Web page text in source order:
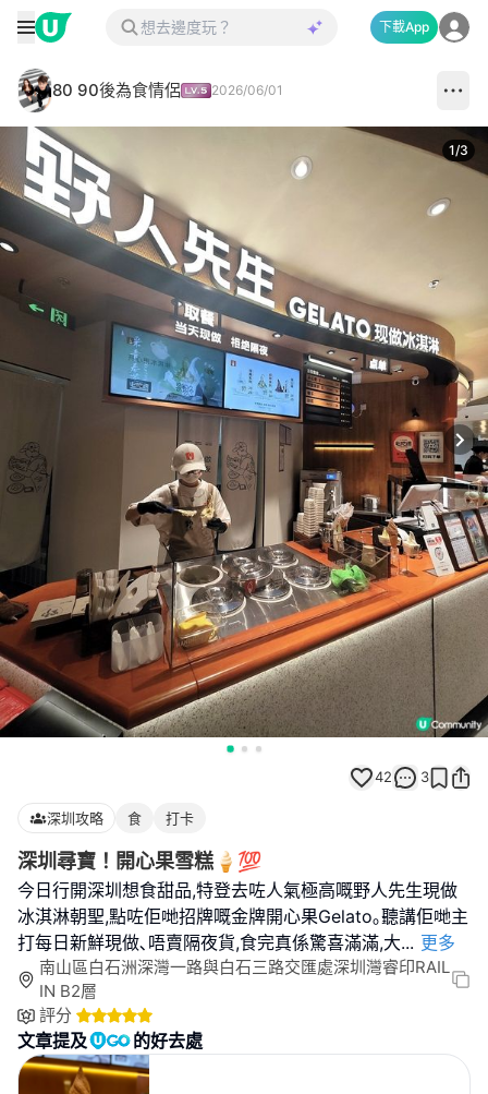
下載App
80 90後為食情侶 2026/06/01
1/3
42 3
深圳攻略 食 打卡
深圳尋寶！開心果雪糕🍦💯
今日行開深圳想食甜品,特登去咗人氣極高嘅野人先生現做
冰淇淋朝聖,點咗佢哋招牌嘅金牌開心果Gelato｡聽講佢哋主
打每日新鮮現做､唔賣隔夜貨,食完真係驚喜滿滿,大... 更多
南山區白石洲深灣一路與白石三路交匯處深圳灣睿印RAIL
IN B2層
評分
文章提及 的好去處